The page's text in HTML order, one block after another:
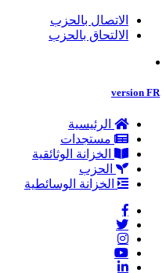
الاتصال بالحزب
الالتحاق بالحزب
version FR
الرئيسية
مستجدات
الخزانة الوثائقية
الحزب
الخزانة الوسائطية